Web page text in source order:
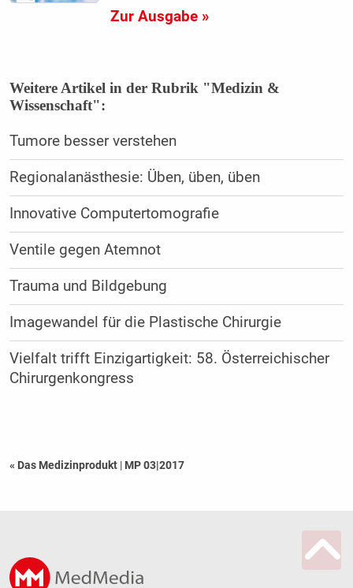
Zur Ausgabe »
Weitere Artikel in der Rubrik "Medizin &
Wissenschaft":
Tumore besser verstehen
Regionalanästhesie: Üben, üben, üben
Innovative Computertomografie
Ventile gegen Atemnot
Trauma und Bildgebung
Imagewandel für die Plastische Chirurgie
Vielfalt trifft Einzigartigkeit: 58. Österreichischer
Chirurgenkongress
« Das Medizinprodukt | MP 03|2017